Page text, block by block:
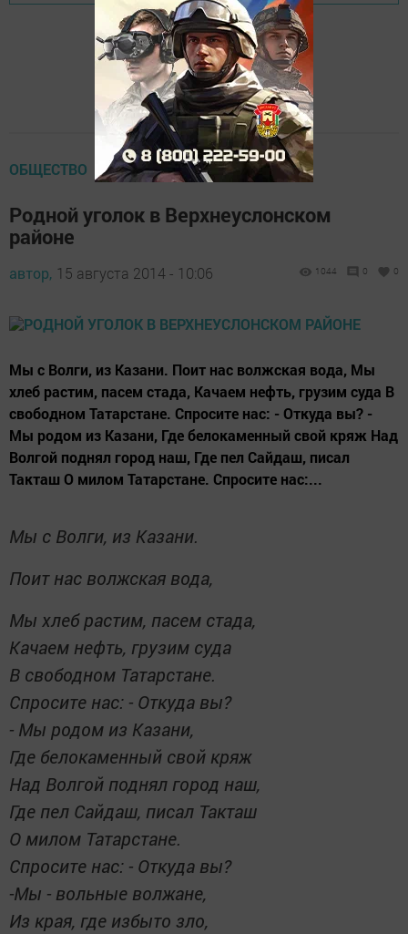
ОБЩЕСТВО
Родной уголок в Верхнеуслонском
районе
автор, 15 августа 2014 - 10:06 1044 0 0
Мы с Волги, из Казани. Поит нас волжская вода, Мы
хлеб растим, пасем стада, Качаем нефть, грузим суда В
свободном Татарстане. Спросите нас: - Откуда вы? -
Мы родом из Казани, Где белокаменный свой кряж Над
Волгой поднял город наш, Где пел Сайдаш, писал
Такташ О милом Татарстане. Спросите нас:...
Мы с Волги, из Казани.
Поит нас волжская вода,
Мы хлеб растим, пасем стада,
Качаем нефть, грузим суда
В свободном Татарстане.
Спросите нас: - Откуда вы?
- Мы родом из Казани,
Где белокаменный свой кряж
Над Волгой поднял город наш,
Где пел Сайдаш, писал Такташ
О милом Татарстане.
Спросите нас: - Откуда вы?
-Мы - вольные волжане,
Из края, где избыто зло,